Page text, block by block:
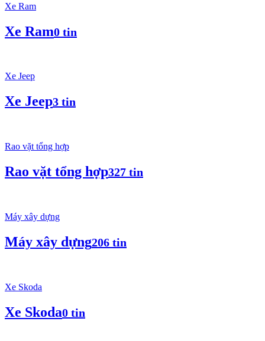
Xe Ram
Xe Ram0 tin
Xe Jeep
Xe Jeep3 tin
Rao vặt tổng hợp
Rao vặt tổng hợp327 tin
Máy xây dựng
Máy xây dựng206 tin
Xe Skoda
Xe Skoda0 tin